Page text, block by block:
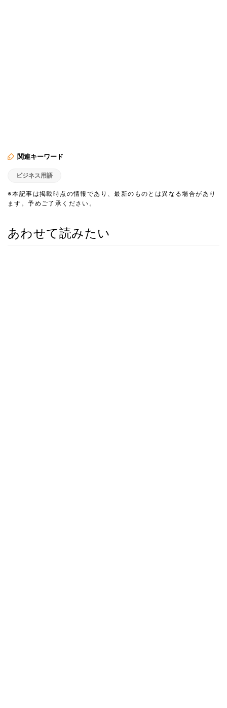
関連キーワード
ビジネス用語
※本記事は掲載時点の情報であり、最新のものとは異なる場合があり
ます。予めご了承ください。
あわせて読みたい